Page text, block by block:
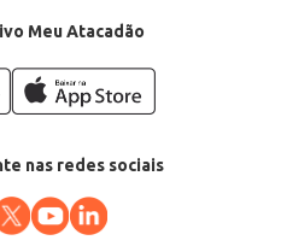
Meu Atacadão
nas redes sociais